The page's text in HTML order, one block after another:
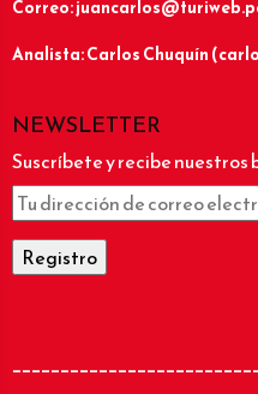
Correo:
Analista: Carlos Chuquín
NEWSLETTER
Suscríbete y recibe nuestros